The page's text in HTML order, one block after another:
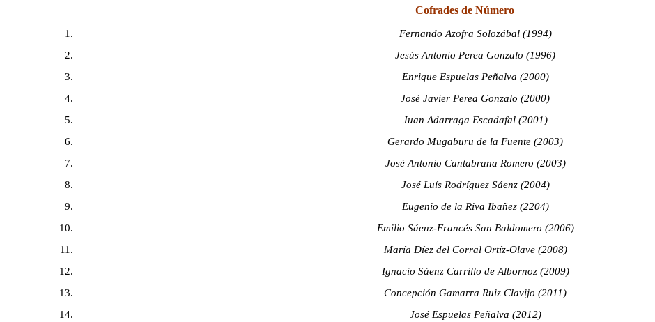
Cofrades de Número
Fernando Azofra Solozábal (1994)
Jesús Antonio Perea Gonzalo (1996)
Enrique Espuelas Peñalva (2000)
José Javier Perea Gonzalo (2000)
Juan Adarraga Escadafal (2001)
Gerardo Mugaburu de la Fuente (2003)
José Antonio Cantabrana Romero (2003)
José Luís Rodríguez Sáenz (2004)
Eugenio de la Riva Ibañez (2204)
Emilio Sáenz-Francés San Baldomero (2006)
María Díez del Corral Ortíz-Olave (2008)
Ignacio Sáenz Carrillo de Albornoz (2009)
Concepción Gamarra Ruiz Clavijo (2011)
José Espuelas Peñalva (2012)